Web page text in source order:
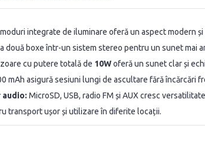
integrate de iluminare oferă un aspect modern
două boxe într-un sistem stereo pentru un sunet mai
cu putere totală de 10Woferă un sunet clar și
mAh asigură sesiuni lungi de ascultare fără încărcări
MicroSD, USB, radio FM și AUX cresc
transport ușor și utilizare în diferite locații.